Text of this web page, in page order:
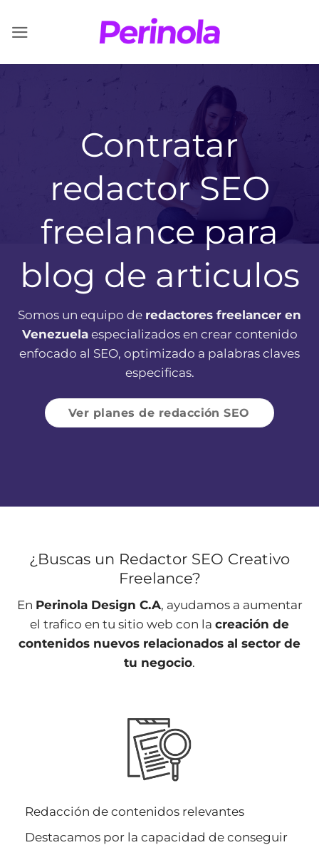
Contratar
redactor SEO
freelance para
blog de articulos
Somos un equipo de redactores freelancer en
Venezuelaespecializados en crear contenido
enfocado al SEO, optimizado a palabras claves
especificas.
Ver planes de redacción SEO
¿Buscas un Redactor SEO Creativo
Freelance?
En Perinola Design C.A, ayudamos a aumentar
el trafico en tu sitio web con la creación de
contenidos nuevos relacionados al sector de
tu negocio.
Redacción de contenidos relevantes
Destacamos por la capacidad de conseguir